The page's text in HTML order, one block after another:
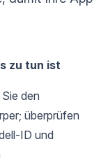
zu tun ist
den
überprüfen
ID und